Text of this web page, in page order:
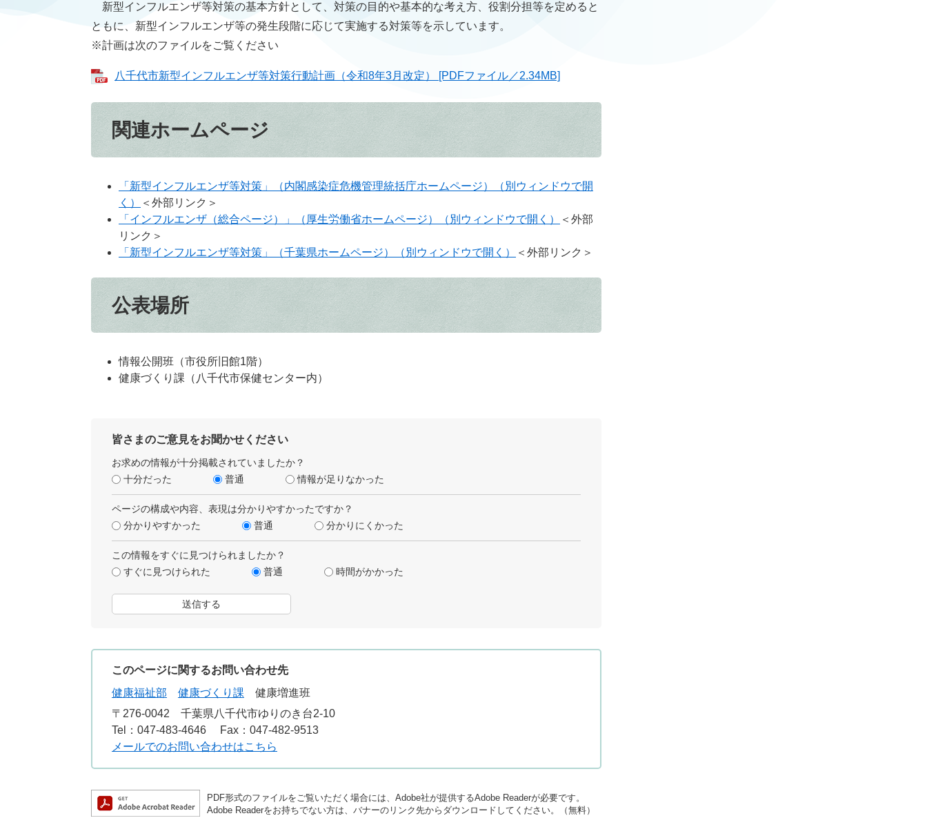
新型インフルエンザ等対策の基本方針として、対策の目的や基本的な考え方、役割分担等を定めると
ともに、新型インフルエンザ等の発生段階に応じて実施する対策等を示しています。
※計画は次のファイルをご覧ください
八千代市新型インフルエンザ等対策行動計画（令和8年3月改定） [PDFファイル／2.34MB]
関連ホームページ
「新型インフルエンザ等対策」（内閣感染症危機管理統括庁ホームページ）（別ウィンドウで開
く）
＜外部リンク＞
「インフルエンザ（総合ページ）」（厚生労働省ホームページ）（別ウィンドウで開く）
＜外部
リンク＞
「新型インフルエンザ等対策」（千葉県ホームページ）（別ウィンドウで開く）
＜外部リンク＞
公表場所
情報公開班（市役所旧館1階）
健康づくり課（八千代市保健センター内）
皆さまのご意見をお聞かせください
お求めの情報が十分掲載されていましたか？
十分だった
普通 情報が足りなかった
ページの構成や内容、表現は分かりやすかったですか？
分かりやすかった
普通 分かりにくかった
この情報をすぐに見つけられましたか？
すぐに見つけられた
普通 時間がかかった
このページに関するお問い合わせ先
健康福祉部
健康づくり課
健康増進班
〒276-0042
千葉県八千代市ゆりのき台2-10
Tel：047-483-4646
Fax：047-482-9513
メールでのお問い合わせはこちら
PDF形式のファイルをご覧いただく場合には、Adobe社が提供するAdobe Readerが必要です。
Adobe Readerをお持ちでない方は、バナーのリンク先からダウンロードしてください。（無料）